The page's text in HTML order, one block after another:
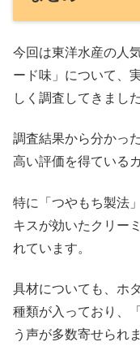
今回は東洋水産の人
ード味」について、
しく調査してきました
調査結果から分かっ
高い評価を得ている
特に「つやもち製法
キスが効いたクリー
れています。
具材についても、ホ
種類が入っており、
う声が多数寄せられ